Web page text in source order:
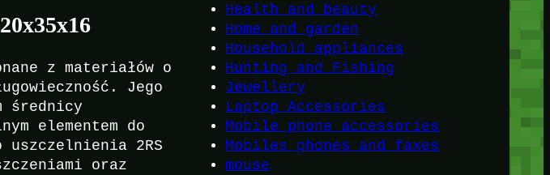
z materiałów o
Jego
średnicy
elementem do
uszczelnienia 2RS
oraz
Health and beauty
Home and garden
Household appliances
Hunting and Fishing
Jewellery
Laptop Accessories
Mobile phone accessories
Mobiles phones and faxes
mouse